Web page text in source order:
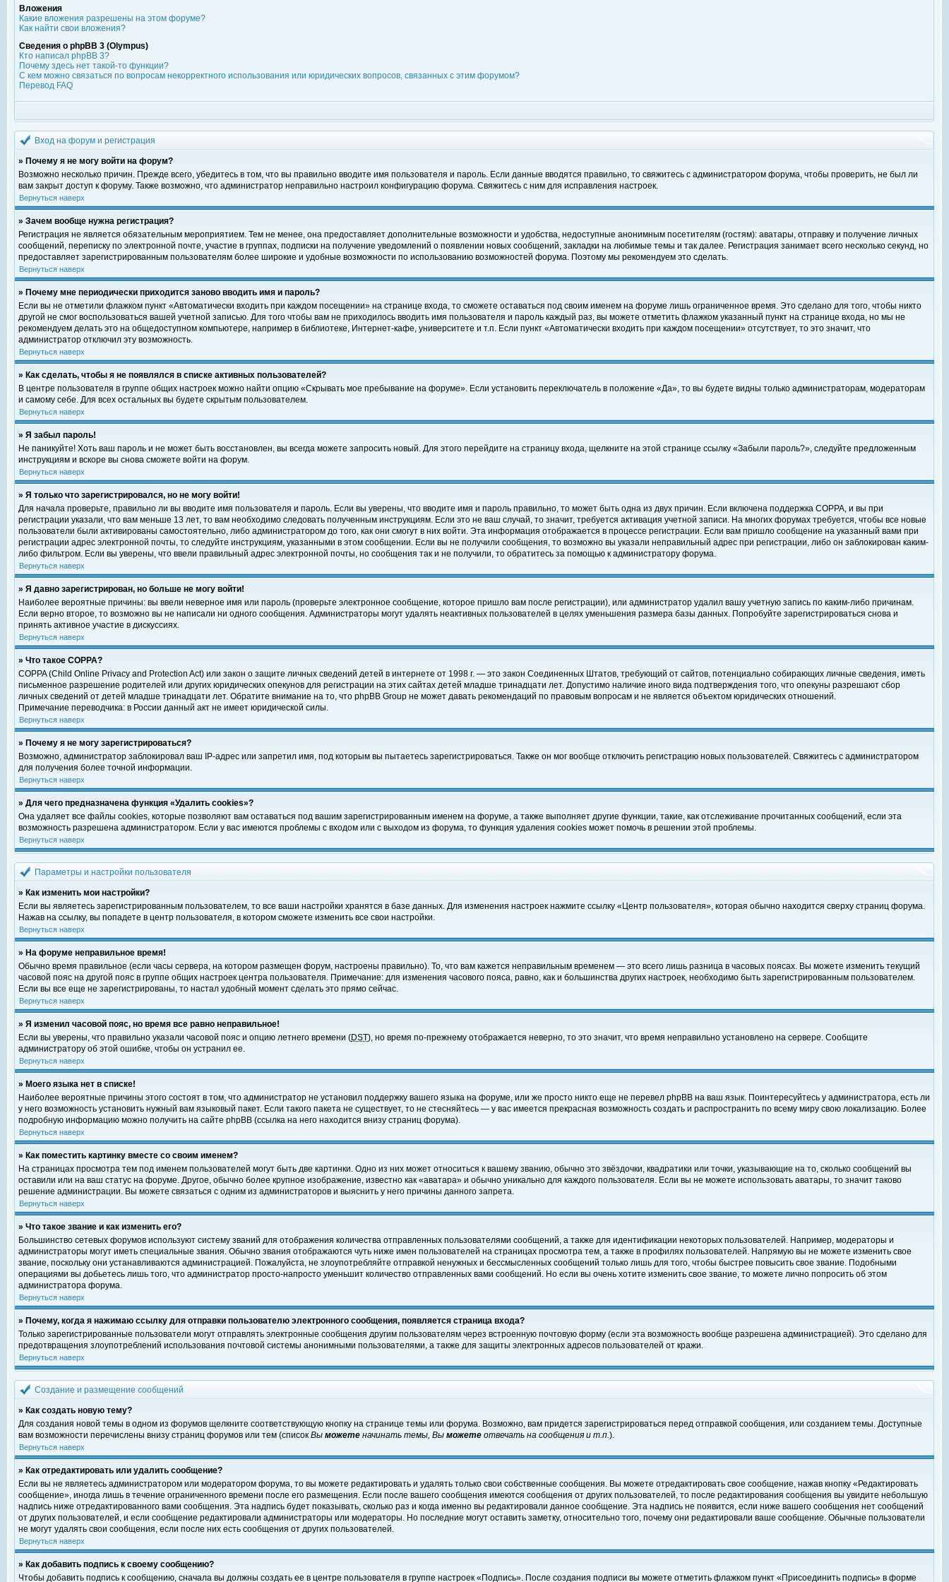
Вложения
Какие вложения разрешены на этом форуме?
Как найти свои вложения?
Сведения о phpBB 3 (Olympus)
Кто написал phpBB 3?
Почему здесь нет такой-то функции?
С кем можно связаться по вопросам некорректного использования или юридических вопросов, связанных с этим форумом?
Перевод FAQ
Вход на форум и регистрация
» Почему я не могу войти на форум?
Возможно несколько причин. Прежде всего, убедитесь в том, что вы правильно вводите имя пользователя и пароль. Если данные вводятся правильно, то свяжитесь с администратором форума, чтобы проверить, не был ли
вам закрыт доступ к форуму. Также возможно, что администратор неправильно настроил конфигурацию форума. Свяжитесь с ним для исправления настроек.
Вернуться наверх
» Зачем вообще нужна регистрация?
Регистрация не является обязательным мероприятием. Тем не менее, она предоставляет дополнительные возможности и удобства, недоступные анонимным посетителям (гостям): аватары, отправку и получение личных
сообщений, переписку по электронной почте, участие в группах, подписки на получение уведомлений о появлении новых сообщений, закладки на любимые темы и так далее. Регистрация занимает всего несколько секунд, но
предоставляет зарегистрированным пользователям более широкие и удобные возможности по использованию возможностей форума. Поэтому мы рекомендуем это сделать.
Вернуться наверх
» Почему мне периодически приходится заново вводить имя и пароль?
Если вы не отметили флажком пункт «Автоматически входить при каждом посещении» на странице входа, то сможете оставаться под своим именем на форуме лишь ограниченное время. Это сделано для того, чтобы никто
другой не смог воспользоваться вашей учетной записью. Для того чтобы вам не приходилось вводить имя пользователя и пароль каждый раз, вы можете отметить флажком указанный пункт на странице входа, но мы не
рекомендуем делать это на общедоступном компьютере, например в библиотеке, Интернет-кафе, университете и т.п. Если пункт «Автоматически входить при каждом посещении» отсутствует, то это значит, что
администратор отключил эту возможность.
Вернуться наверх
» Как сделать, чтобы я не появлялся в списке активных пользователей?
В центре пользователя в группе общих настроек можно найти опцию «Скрывать мое пребывание на форуме». Если установить переключатель в положение «Да», то вы будете видны только администраторам, модераторам
и самому себе. Для всех остальных вы будете скрытым пользователем.
Вернуться наверх
» Я забыл пароль!
Не паникуйте! Хоть ваш пароль и не может быть восстановлен, вы всегда можете запросить новый. Для этого перейдите на страницу входа, щелкните на этой странице ссылку «Забыли пароль?», следуйте предложенным
инструкциям и вскоре вы снова сможете войти на форум.
Вернуться наверх
» Я только что зарегистрировался, но не могу войти!
Для начала проверьте, правильно ли вы вводите имя пользователя и пароль. Если вы уверены, что вводите имя и пароль правильно, то может быть одна из двух причин. Если включена поддержка COPPA, и вы при
регистрации указали, что вам меньше 13 лет, то вам необходимо следовать полученным инструкциям. Если это не ваш случай, то значит, требуется активация учетной записи. На многих форумах требуется, чтобы все новые
пользователи были активированы самостоятельно, либо администратором до того, как они смогут в них войти. Эта информация отображается в процессе регистрации. Если вам пришло сообщение на указанный вами при
регистрации адрес электронной почты, то следуйте инструкциям, указанными в этом сообщении. Если вы не получили сообщения, то возможно вы указали неправильный адрес при регистрации, либо он заблокирован каким-
либо фильтром. Если вы уверены, что ввели правильный адрес электронной почты, но сообщения так и не получили, то обратитесь за помощью к администратору форума.
Вернуться наверх
» Я давно зарегистрирован, но больше не могу войти!
Наиболее вероятные причины: вы ввели неверное имя или пароль (проверьте электронное сообщение, которое пришло вам после регистрации), или администратор удалил вашу учетную запись по каким-либо причинам.
Если верно второе, то возможно вы не написали ни одного сообщения. Администраторы могут удалять неактивных пользователей в целях уменьшения размера базы данных. Попробуйте зарегистрироваться снова и
принять активное участие в дискуссиях.
Вернуться наверх
» Что такое COPPA?
COPPA (Child Online Privacy and Protection Act) или закон о защите личных сведений детей в интернете от 1998 г. — это закон Соединенных Штатов, требующий от сайтов, потенциально собирающих личные сведения, иметь
письменное разрешение родителей или других юридических опекунов для регистрации на этих сайтах детей младше тринадцати лет. Допустимо наличие иного вида подтверждения того, что опекуны разрешают сбор
личных сведений от детей младше тринадцати лет. Обратите внимание на то, что phpBB Group не может давать рекомендаций по правовым вопросам и не является объектом юридических отношений.
Примечание переводчика: в России данный акт не имеет юридической силы.
Вернуться наверх
» Почему я не могу зарегистрироваться?
Возможно, администратор заблокировал ваш IP-адрес или запретил имя, под которым вы пытаетесь зарегистрироваться. Также он мог вообще отключить регистрацию новых пользователей. Свяжитесь с администратором
для получения более точной информации.
Вернуться наверх
» Для чего предназначена функция «Удалить cookies»?
Она удаляет все файлы cookies, которые позволяют вам оставаться под вашим зарегистрированным именем на форуме, а также выполняет другие функции, такие, как отслеживание прочитанных сообщений, если эта
возможность разрешена администратором. Если у вас имеются проблемы с входом или с выходом из форума, то функция удаления cookies может помочь в решении этой проблемы.
Вернуться наверх
Параметры и настройки пользователя
» Как изменить мои настройки?
Если вы являетесь зарегистрированным пользователем, то все ваши настройки хранятся в базе данных. Для изменения настроек нажмите ссылку «Центр пользователя», которая обычно находится сверху страниц форума.
Нажав на ссылку, вы попадете в центр пользователя, в котором сможете изменить все свои настройки.
Вернуться наверх
» На форуме неправильное время!
Обычно время правильное (если часы сервера, на котором размещен форум, настроены правильно). То, что вам кажется неправильным временем — это всего лишь разница в часовых поясах. Вы можете изменить текущий
часовой пояс на другой пояс в группе общих настроек центра пользователя. Примечание: для изменения часового пояса, равно, как и большинства других настроек, необходимо быть зарегистрированным пользователем.
Если вы все еще не зарегистрированы, то настал удобный момент сделать это прямо сейчас.
Вернуться наверх
» Я изменил часовой пояс, но время все равно неправильное!
Если вы уверены, что правильно указали часовой пояс и опцию летнего времени (DST), но время по-прежнему отображается неверно, то это значит, что время неправильно установлено на сервере. Сообщите
администратору об этой ошибке, чтобы он устранил ее.
Вернуться наверх
» Моего языка нет в списке!
Наиболее вероятные причины этого состоят в том, что администратор не установил поддержку вашего языка на форуме, или же просто никто еще не перевел phpBB на ваш язык. Поинтересуйтесь у администратора, есть ли
у него возможность установить нужный вам языковый пакет. Если такого пакета не существует, то не стесняйтесь — у вас имеется прекрасная возможность создать и распространить по всему миру свою локализацию. Более
подробную информацию можно получить на сайте phpBB (ссылка на него находится внизу страниц форума).
Вернуться наверх
» Как поместить картинку вместе со своим именем?
На страницах просмотра тем под именем пользователей могут быть две картинки. Одно из них может относиться к вашему званию, обычно это звёздочки, квадратики или точки, указывающие на то, сколько сообщений вы
оставили или на ваш статус на форуме. Другое, обычно более крупное изображение, известно как «аватара» и обычно уникально для каждого пользователя. Если вы не можете использовать аватары, то значит таково
решение администрации. Вы можете связаться с одним из администраторов и выяснить у него причины данного запрета.
Вернуться наверх
» Что такое звание и как изменить его?
Большинство сетевых форумов используют систему званий для отображения количества отправленных пользователями сообщений, а также для идентификации некоторых пользователей. Например, модераторы и
администраторы могут иметь специальные звания. Обычно звания отображаются чуть ниже имен пользователей на страницах просмотра тем, а также в профилях пользователей. Напрямую вы не можете изменить свое
звание, поскольку они устанавливаются администрацией. Пожалуйста, не злоупотребляйте отправкой ненужных и бессмысленных сообщений только лишь для того, чтобы быстрее повысить свое звание. Подобными
операциями вы добьетесь лишь того, что администратор просто-напросто уменьшит количество отправленных вами сообщений. Но если вы очень хотите изменить свое звание, то можете лично попросить об этом
администратора форума.
Вернуться наверх
» Почему, когда я нажимаю ссылку для отправки пользователю электронного сообщения, появляется страница входа?
Только зарегистрированные пользователи могут отправлять электронные сообщения другим пользователям через встроенную почтовую форму (если эта возможность вообще разрешена администрацией). Это сделано для
предотвращения злоупотреблений использования почтовой системы анонимными пользователями, а также для защиты электронных адресов пользователей от кражи.
Вернуться наверх
Создание и размещение сообщений
» Как создать новую тему?
Для создания новой темы в одном из форумов щелкните соответствующую кнопку на странице темы или форума. Возможно, вам придется зарегистрироваться перед отправкой сообщения, или созданием темы. Доступные
вам возможности перечислены внизу страниц форумов или тем (список Вы можете начинать темы, Вы можете отвечать на сообщения и т.п.).
Вернуться наверх
» Как отредактировать или удалить сообщение?
Если вы не являетесь администратором или модератором форума, то вы можете редактировать и удалять только свои собственные сообщения. Вы можете отредактировать свое сообщение, нажав кнопку «Редактировать
сообщение», иногда лишь в течение ограниченного времени после его размещения. Если после вашего сообщения имеются сообщения от других пользователей, то после редактирования сообщения вы увидите небольшую
надпись ниже отредактированного вами сообщения. Эта надпись будет показывать, сколько раз и когда именно вы редактировали данное сообщение. Эта надпись не появится, если ниже вашего сообщения нет сообщений
от других пользователей, и если сообщение редактировали администраторы или модераторы. Но последние могут оставить заметку, относительно того, почему они редактировали ваше сообщение. Обычные пользователи
не могут удалять свои сообщения, если после них есть сообщения от других пользователей.
Вернуться наверх
» Как добавить подпись к своему сообщению?
Чтобы добавить подпись к сообщению, сначала вы должны создать ее в центре пользователя в группе настроек «Подпись». После создания подписи вы можете отметить флажком пункт «Присоединить подпись» в форме